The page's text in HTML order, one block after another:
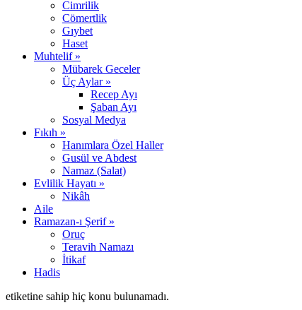
Cimrilik
Cömertlik
Gıybet
Haset
Muhtelif »
Mübarek Geceler
Üç Aylar »
Recep Ayı
Şaban Ayı
Sosyal Medya
Fıkıh »
Hanımlara Özel Haller
Gusül ve Abdest
Namaz (Salat)
Evlilik Hayatı »
Nikâh
Aile
Ramazan-ı Şerif »
Oruç
Teravih Namazı
İtikaf
Hadis
etiketine sahip hiç konu bulunamadı.